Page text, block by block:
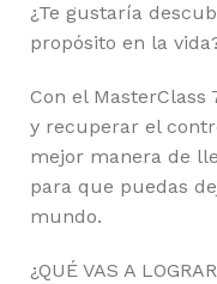
¿Te gustaría
propósito en la
Con el
y recuperar el
mejor manera de
para que puedas
mundo.
¿QUÉ VAS A